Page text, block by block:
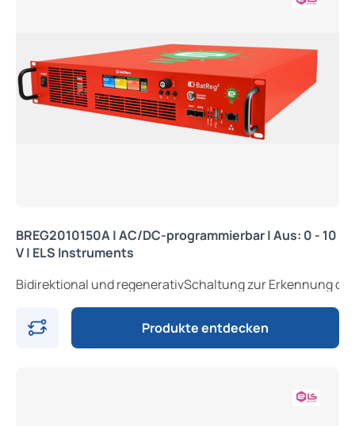
BREG2010150A | AC/DC-programmierbar | Aus: 0 - 10
V | ELS Instruments
Bidirektional und regenerativSchaltung
Produkte entdecken